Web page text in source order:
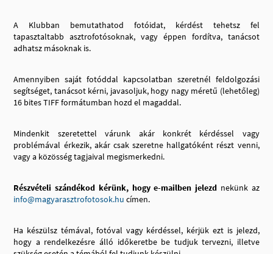
A Klubban bemutathatod fotóidat, kérdést tehetsz fel
tapasztaltabb asztrofotósoknak, vagy éppen fordítva, tanácsot
adhatsz másoknak is.
Amennyiben saját fotóddal kapcsolatban szeretnél feldolgozási
segítséget, tanácsot kérni, javasoljuk, hogy nagy méretű (lehetőleg)
16 bites TIFF formátumban hozd el magaddal.
Mindenkit szeretettel várunk akár konkrét kérdéssel vagy
problémával érkezik, akár csak szeretne hallgatóként részt venni,
vagy a közösség tagjaival megismerkedni.
Részvételi szándékod kérünk, hogy e-mailben jelezd nekünk az
info@magyarasztrofotosok.hu címen.
Ha készülsz témával, fotóval vagy kérdéssel, kérjük ezt is jelezd,
hogy a rendelkezésre álló időkeretbe be tudjuk tervezni, illetve